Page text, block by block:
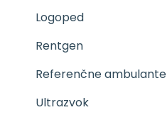
Logoped
Rentgen
Referenčne ambulante
Ultrazvok